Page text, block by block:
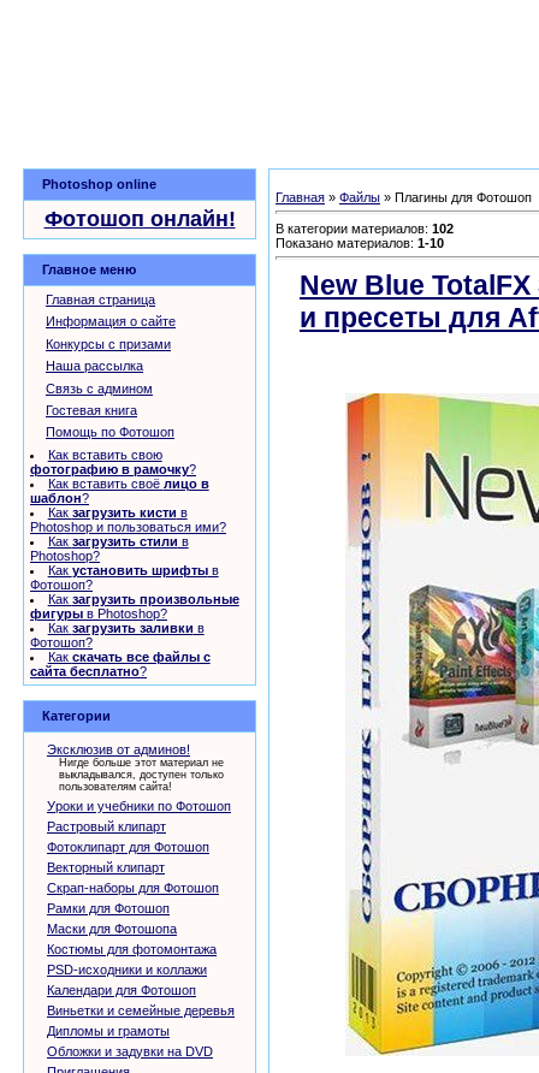
Photoshop online
Фотошоп онлайн!
Главное меню
Главная страница
Информация о сайте
Конкурсы с призами
Наша рассылка
Связь с админом
Гостевая книга
Помощь по Фотошоп
Как вставить свою
фотографию в рамочку?
Как вставить своё лицо в
шаблон?
Как загрузить кисти в
Photoshop и пользоваться ими?
Как загрузить стили в
Photoshop?
Как установить шрифтыв
Фотошоп?
Как загрузить произвольные
фигуры в Photoshop?
Как загрузить заливки в
Фотошоп?
Как скачать все файлы с
сайта бесплатно?
Категории
Эксклюзив от админов!
Нигде больше этот материал не
выкладывался, доступен только
пользователям сайта!
Уроки и учебники по Фотошоп
Растровый клипарт
Фотоклипарт для Фотошоп
Векторный клипарт
Скрап-наборы для Фотошоп
Рамки для Фотошоп
Маски для Фотошопа
Костюмы для фотомонтажа
PSD-исходники и коллажи
Календари для Фотошоп
Виньетки и семейные деревья
Дипломы и грамоты
Обложки и задувки на DVD
Главная » Файлы » Плагины для Фотошоп
В категории материалов: 102
Показано материалов: 1-10
New Blue
и пресеты для